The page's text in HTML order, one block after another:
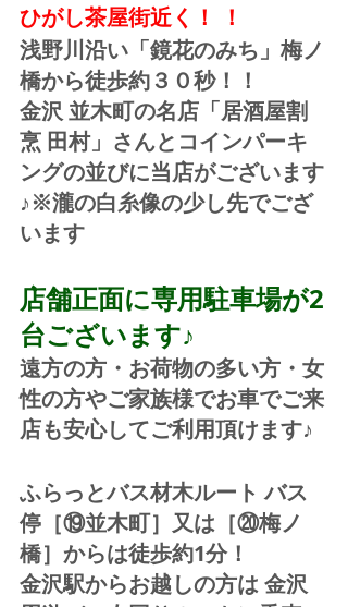
ひがし茶屋街近く！ ！
浅野川沿い「鏡花のみち」梅ノ
橋から徒歩約３０秒！！
金沢 並木町の名店「居酒屋割
烹 田村」さんとコインパーキ
ングの並びに当店がございます
♪※瀧の白糸像の少し先でござ
います
店舗正面に専用駐車場が2
台ございます♪
遠方の方・お荷物の多い方・女
性の方やご家族様でお車でご来
店も安心してご利用頂けます♪
ふらっとバス材木ルート バス
停［⑲並木町］又は［⑳梅ノ
橋］からは徒歩約1分！
金沢駅からお越しの方は 金沢